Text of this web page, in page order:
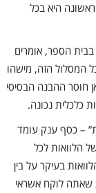
עיקריות, הראשונה היא בכל
הספר, אומרים
המסלול הזה, מישהו
חוסר ההבנה הבסיסי
כלכלית נכונה.
– כסף ענק עומד
הלוואות לכל
בעיקר על בין
שברגע שאתה לוקח אשראי